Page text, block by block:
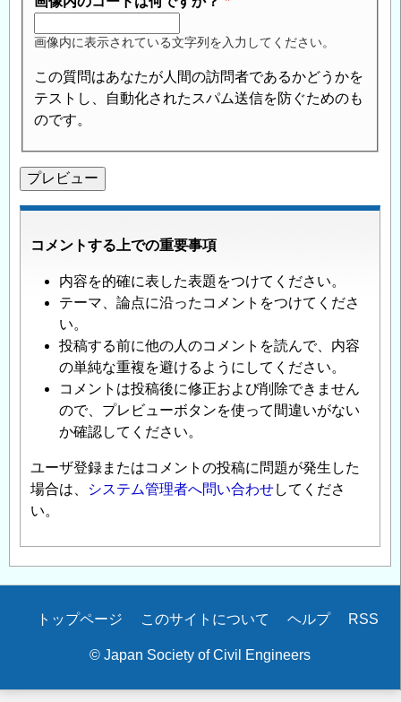
画像内に表示されている文字列を入力してください。
この質問はあなたが人間の訪問者であるかどうかを
テストし、自動化されたスパム送信を防ぐためのも
のです。
コメントする上での重要事項
内容を的確に表した表題をつけてください。
テーマ、論点に沿ったコメントをつけてくださ
い。
投稿する前に他の人のコメントを読んで、内容
の単純な重複を避けるようにしてください。
コメントは投稿後に修正および削除できません
ので、プレビューボタンを使って間違いがない
か確認してください。
ユーザ登録またはコメントの投稿に問題が発生した
場合は、
システム管理者へ問い合わせしてくださ
い。
Secondary
トップページ このサイトについて ヘルプ RSS
© Japan Society of Civil Engineers